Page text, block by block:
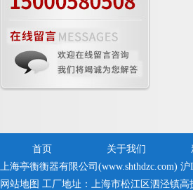
首页 关于我们
上海亭衡衡器有限公司(www.shthdzc.com) 沪
网站地图 工厂地址：上海市松江区泗泾镇高